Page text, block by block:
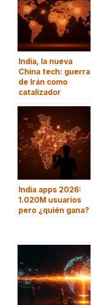
India, la nueva
China tech: guerra
de Irán como
catalizador
India apps 2026:
1.020M usuarios
pero ¿quién gana?